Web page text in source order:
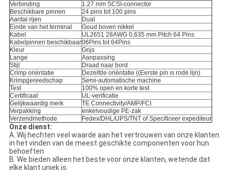
Verbinding
1.27 mm SCSI-connector
Beschikbare pinnen
24 pins tot 100 pins
Aantal rijen
Dual
Einde van het terminal
Goud boven nikkel
Kabel
UL2651 28AWG 0,635 mm Pitch 64 Pins
Kabelpinnen beschikbaar06Pins tot 64Pins
Kleur
Grijs
Lange
Aanpassing
Stijl
Draad naar bord
Crimp oriëntatie
Dezelfde oriëntatie ((Eerste pin is rode lijn)
Krimpgereedschap
Semi-automatische machine
Test
100% open en korte test
Certificaat
UL-verificatie
Gelijkwaardig merk
TE Connectivity/AMP/FCI
Verpakking
enkelvoudige PE-zak
Verzendmethode
Fedex/DHL/UPS/TNT of Specificeer expediteur
Onze dienst:
A. Wij hechten veel waarde aan het vertrouwen van onze klanten
in het vinden van de meest geschikte componenten voor hun
behoeften
B. We bieden alleen het beste voor onze klanten, wetende dat
elke klant uniek is.